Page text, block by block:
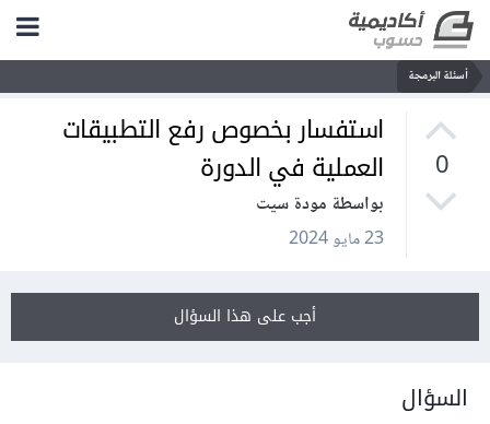
أسئلة البرمجة
0
استفسار بخصوص رفع التطبيقات
العملية في الدورة
بواسطة مودة سيت
23 مايو 2024
أجب على هذا السؤال
السؤال